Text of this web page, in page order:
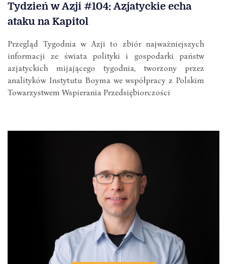
Tydzień w Azji #104: Azjatyckie echa
ataku na Kapitol
Przegląd Tygodnia w Azji to zbiór najważniejszych
informacji ze świata polityki i gospodarki państw
azjatyckich mijającego tygodnia, tworzony przez
analityków Instytutu Boyma we współpracy z Polskim
Towarzystwem Wspierania Przedsiębiorczości